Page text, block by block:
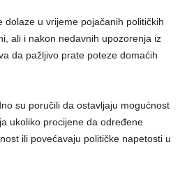
dolaze u vrijeme pojačanih političkih
ali i nakon nedavnih upozorenja iz
da pažljivo prate poteze domaćih
su poručili da ostavljaju mogućnost
ukoliko procijene da određene
ili povećavaju političke napetosti u